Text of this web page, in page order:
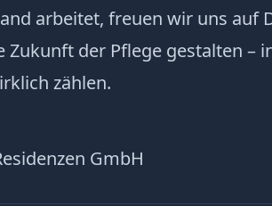
arbeitet, freuen wir uns auf
Zukunft der Pflege gestalten –
zählen.
GmbH